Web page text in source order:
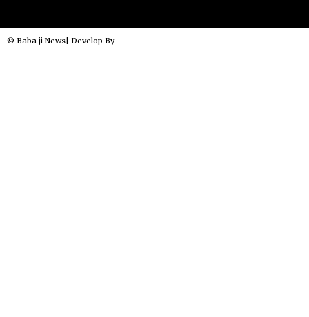
© Baba ji News| Develop By